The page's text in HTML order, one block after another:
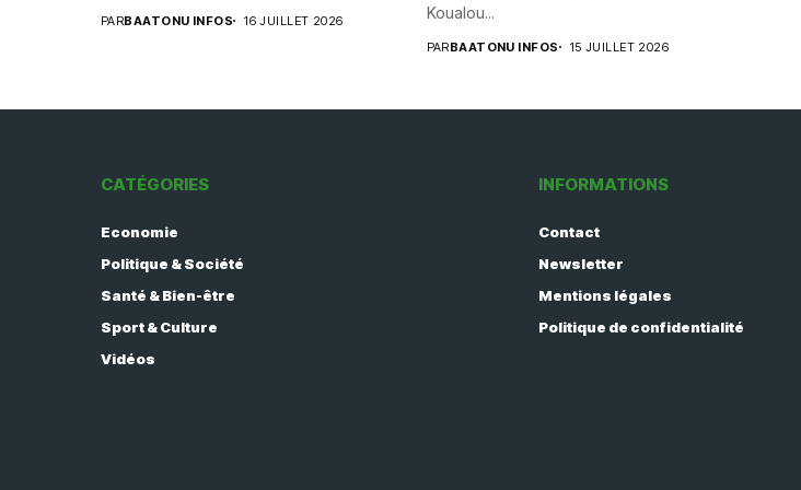
PARBAATONU INFOS 16 JUILLET 2026
Koualou...
PARBAATONU INFOS 15 JUILLET 2026
CATÉGORIES
Economie
Politique & Société
Santé & Bien-être
Sport & Culture
Vidéos
INFORMATIONS
Contact
Newsletter
Mentions légales
Politique de confidentialité